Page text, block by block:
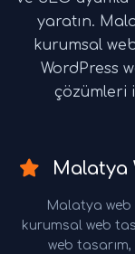
yaratın.
kurumsal
WordPress
çözümleri
Malatya
Malatya web
kurumsal web
web tasarım,